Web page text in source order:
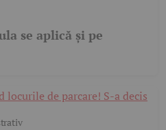
se aplică și pe